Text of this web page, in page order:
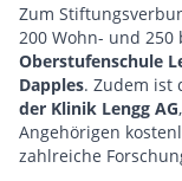
Zum
200 Wohn- und
Oberstufenschule
Dapples. Zudem ist
der Klinik Lengg AG
Angehörigen
zahlreiche